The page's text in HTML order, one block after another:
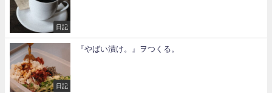
日記
日記
『やばい漬け。』ヲつくる。